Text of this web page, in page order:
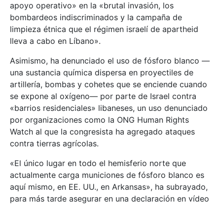
apoyo operativo» en la «brutal invasión, los
bombardeos indiscriminados y la campaña de
limpieza étnica que el régimen israelí de apartheid
lleva a cabo en Líbano».
Asimismo, ha denunciado el uso de fósforo blanco —
una sustancia química dispersa en proyectiles de
artillería, bombas y cohetes que se enciende cuando
se expone al oxígeno— por parte de Israel contra
«barrios residenciales» libaneses, un uso denunciado
por organizaciones como la ONG Human Rights
Watch al que la congresista ha agregado ataques
contra tierras agrícolas.
«El único lugar en todo el hemisferio norte que
actualmente carga municiones de fósforo blanco es
aquí mismo, en EE. UU., en Arkansas», ha subrayado,
para más tarde asegurar en una declaración en vídeo